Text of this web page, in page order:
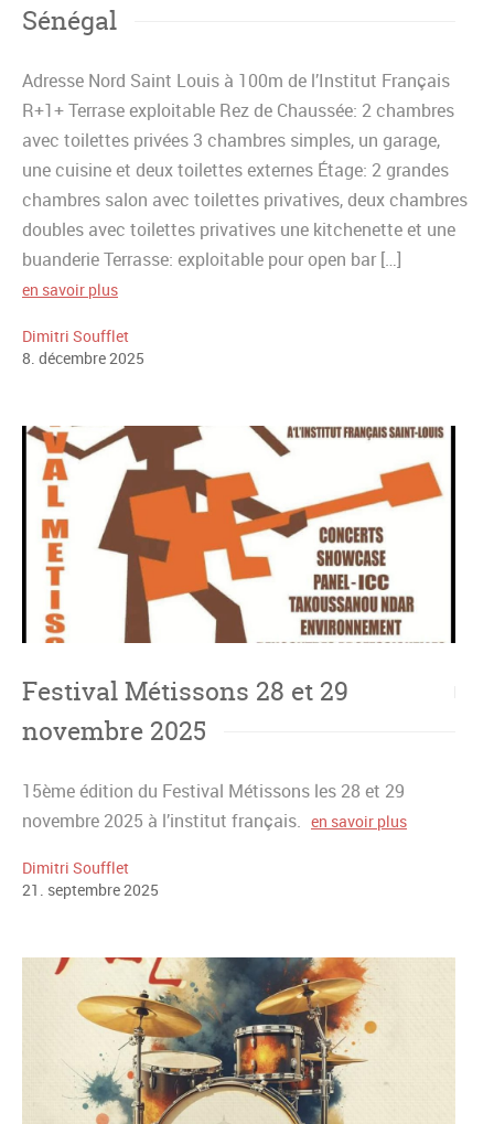
Sénégal
Adresse Nord Saint Louis à 100m de l’Institut Français
R+1+ Terrase exploitable Rez de Chaussée: 2 chambres
avec toilettes privées 3 chambres simples, un garage,
une cuisine et deux toilettes externes Étage: 2 grandes
chambres salon avec toilettes privatives, deux chambres
doubles avec toilettes privatives une kitchenette et une
buanderie Terrasse: exploitable pour open bar […]
en savoir plus
Dimitri Soufflet
8. décembre2025
Festival Métissons 28 et 29
novembre 2025
15ème édition du Festival Métissons les 28 et 29
novembre 2025 à l’institut français. en savoir plus
Dimitri Soufflet
21 septembre2025